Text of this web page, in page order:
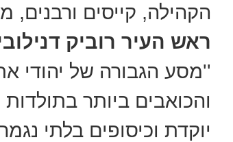
הקהילה, קייסים ורבנים,
ראש העיר רוביק
''מסע הגבורה של יהודי
והכואבים ביותר
יוקדת וכיסופים בלתי